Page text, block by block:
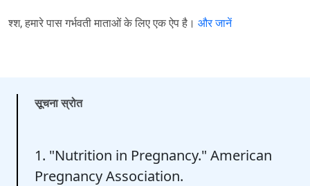
श्श, हमारे पास गर्भवती माताओं के लिए एक ऐप है। और जानें
सूचना स्रोत
1. "Nutrition in Pregnancy." American
Pregnancy Association.